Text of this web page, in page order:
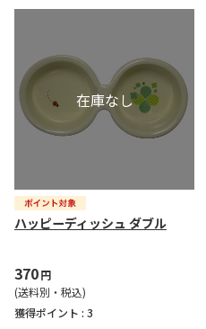
ハッピーディッシュ ダブル
370円
(送料別・税込)
獲得ポイント : 3